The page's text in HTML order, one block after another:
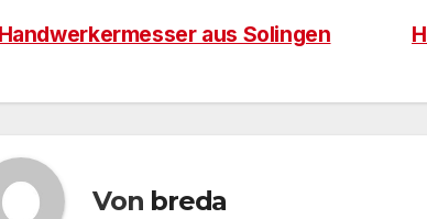
aus Solingen
Von breda